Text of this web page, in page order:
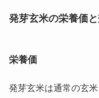
発芽玄米の栄養価
栄養価
発芽玄米は通常の玄